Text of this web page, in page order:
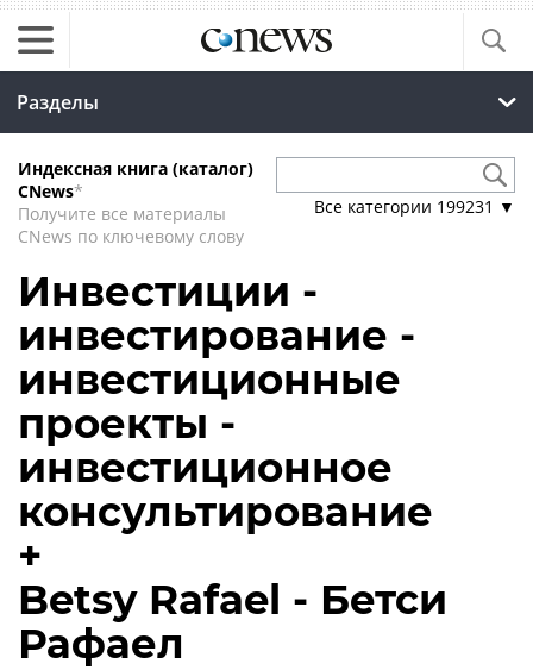
Разделы
Индексная книга (каталог)
CNews*
Получите все материалы
CNews по ключевому слову
Все категории 199231 ▼
Инвестиции -
инвестирование -
инвестиционные
проекты -
инвестиционное
консультирование
+
Betsy Rafael - Бетси
Рафаел